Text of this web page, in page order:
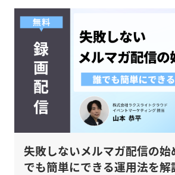
失敗しないメルマガ配信の始
でも簡単にできる運用法を解